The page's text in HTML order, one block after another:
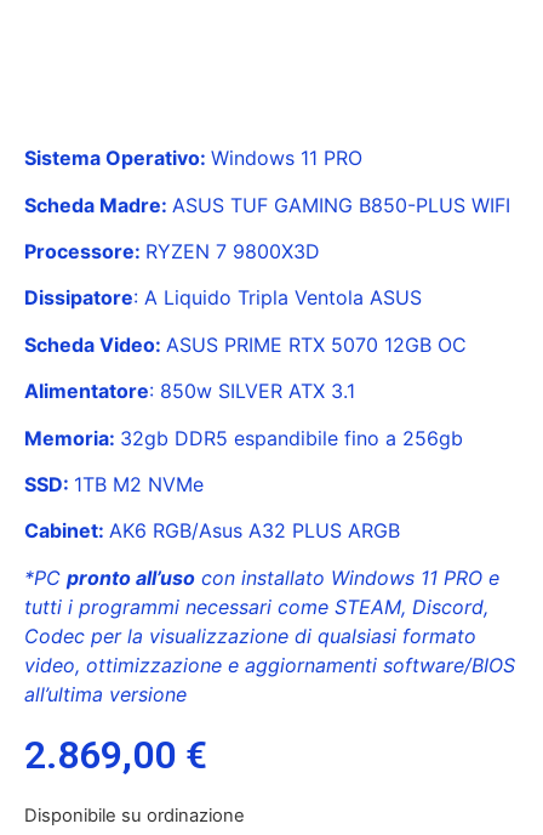
Sistema Operativo: Windows 11 PRO
Scheda Madre: ASUS TUF GAMING B850-PLUS WIFI
Processore: RYZEN 7 9800X3D
Dissipatore: A Liquido Tripla Ventola ASUS
Scheda Video: ASUS PRIME RTX 5070 12GB OC
Alimentatore: 850w SILVER ATX 3.1
Memoria: 32gb DDR5 espandibile fino a 256gb
SSD: 1TB M2 NVMe
Cabinet: AK6 RGB/Asus A32 PLUS ARGB
*PC pronto all’uso con installato Windows 11 PRO e
tutti i programmi necessari come STEAM, Discord,
Codec per la visualizzazione di qualsiasi formato
video, ottimizzazione e aggiornamenti software/BIOS
all’ultima versione
2.869,00 €
Disponibile su ordinazione